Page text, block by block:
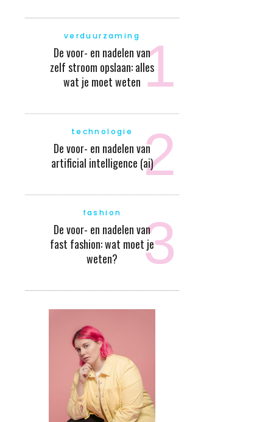
verduurzaming
De voor- en nadelen van
zelf stroom opslaan: alles
wat je moet weten
technologie
De voor- en nadelen van
artificial intelligence (ai)
fashion
De voor- en nadelen van
fast fashion: wat moet je
weten?